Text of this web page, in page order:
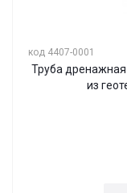
код 4407-0001
Труба
из